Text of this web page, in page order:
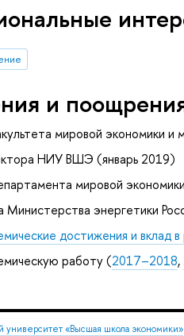
и
мировой экономики
НИУ ВШЭ (январь 2019)
мировой
Министерства энергетики
достижения и
работу (2017–2018,
университет «Высшая школа экономики»